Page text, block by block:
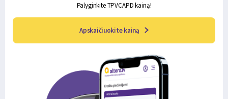
Palyginkite TPVCAPD kainą!
Apskaičiuokite kainą